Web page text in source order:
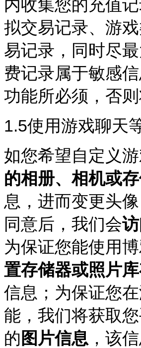
内收集您的充值
拟交易记录、游
易记录，同时尽
费记录属于敏感
功能所必须，否
1.5使用游戏聊天
如您希望自定义
的相册、相机或
息，进而变更头
同意后，我们会
为保证您能使用
置存储器或照片
信息；为保证您
能，我们将获取
的 图片信息 ，该